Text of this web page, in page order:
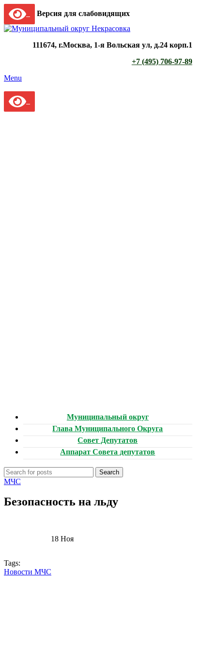
Версия для слабовидящих
111674, г.Москва, 1-я Вольская ул, д.24 корп.1
+7 (495) 706-97-89
Menu
Муниципальный округ
Глава Муниципального Округа
Совет Депутатов
Аппарат Совета депутатов
Search
МЧС
Безопасность на льду
18Ноя
Tags:
Новости МЧС